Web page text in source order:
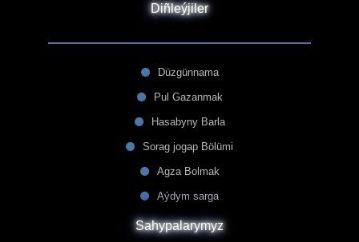
Diñleýjiler
Düzgünnama
Pul Gazanmak
Hasabyny Barla
Sorag jogap Bölümi
Agza Bolmak
Aýdym sarga
Sahypalarymyz